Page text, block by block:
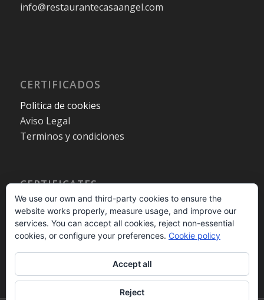
info@restaurantecasaangel.com
CERTIFICADOS
Politica de cookies
Aviso Legal
Terminos y condiciones
CERTIFICATES
Cookies policy
Legal warning
Terms and Conditions
We use our own and third-party cookies to ensure the
website works properly, measure usage, and improve our
services. You can accept all cookies, reject non-essential
cookies, or configure your preferences. Cookie policy
Accept all
Reject